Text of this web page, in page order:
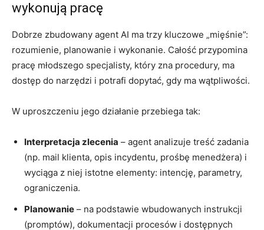
wykonują pracę
Dobrze zbudowany agent AI ma trzy kluczowe „mięśnie”:
rozumienie, planowanie i wykonanie. Całość przypomina
pracę młodszego specjalisty, który zna procedury, ma
dostęp do narzędzi i potrafi dopytać, gdy ma wątpliwości.
W uproszczeniu jego działanie przebiega tak:
Interpretacja zlecenia – agent analizuje treść zadania
(np. mail klienta, opis incydentu, prośbę menedżera) i
wyciąga z niej istotne elementy: intencję, parametry,
ograniczenia.
Planowanie – na podstawie wbudowanych instrukcji
(promptów), dokumentacji procesów i dostępnych